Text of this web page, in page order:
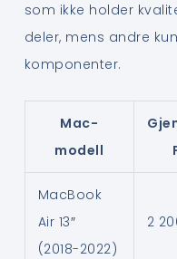
som ikke holder
deler, mens andre
komponenter.
Mac-
modell
MacBook
Air 13″
(2018-2022)
2